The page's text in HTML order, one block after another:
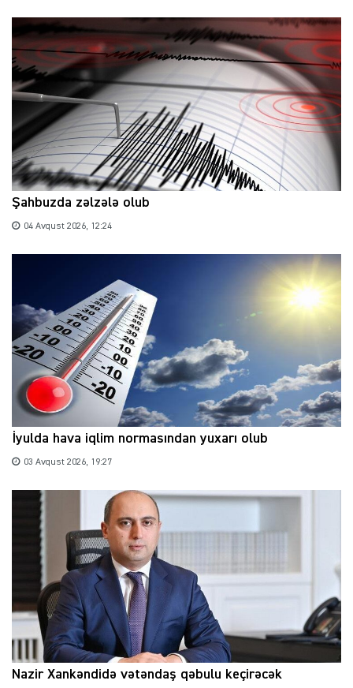
Şahbuzda zəlzələ olub
04 Avqust 2026, 12:24
İyulda hava iqlim normasından yuxarı olub
03 Avqust 2026, 19:27
Nazir Xankəndidə vətəndaş qəbulu keçirəcək